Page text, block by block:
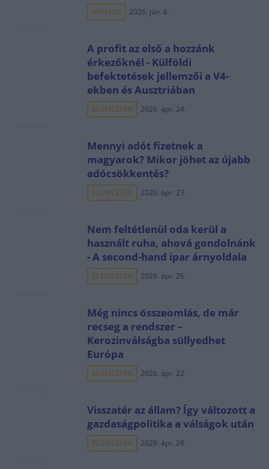
INTERJÚ 2026. jún. 6.
A profit az első a hozzánk
érkezőknél - Külföldi
befektetések jellemzői a V4-
ekben és Ausztriában
ELEMZÉSEK 2026. ápr. 24.
Mennyi adót fizetnek a
magyarok? Mikor jöhet az újabb
adócsökkentés?
ELEMZÉSEK 2026. ápr. 23.
Nem feltétlenül oda kerül a
használt ruha, ahová gondolnánk
- A second-hand ipar árnyoldala
ELEMZÉSEK 2026. ápr. 26.
Még nincs összeomlás, de már
recseg a rendszer –
Kerozinválságba süllyedhet
Európa
ELEMZÉSEK 2026. ápr. 22.
Visszatér az állam? Így változott a
gazdaságpolitika a válságok után
ELEMZÉSEK 2026. ápr. 28.